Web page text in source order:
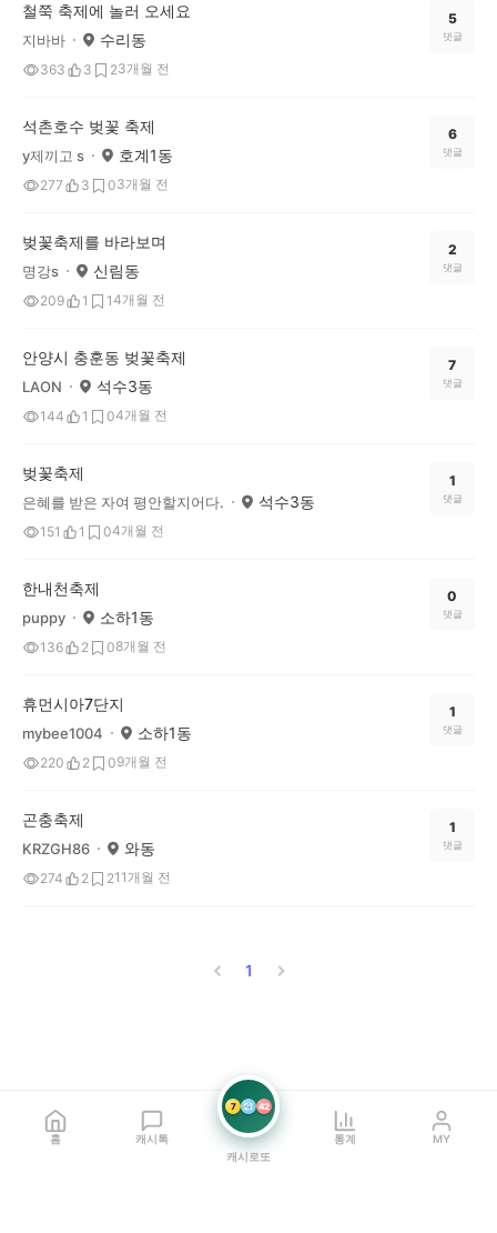
철쭉 축제에 놀러 오세요
지바바 수리동
363 3 23개월 전
5
댓글
석촌호수 벚꽃 축제
y제끼고 s 호계1동
277 3 03개월 전
6
댓글
벚꽃축제를 바라보며
명강s 신림동
209 1 14개월 전
2
댓글
안양시 충훈동 벚꽃축제
LAON 석수3동
144 1 04개월 전
7
댓글
벚꽃축제
은혜를 받은 자여 평안할지어다. 석수3동
151 1 04개월 전
1
댓글
한내천축제
puppy 소하1동
136 2 08개월 전
0
댓글
휴먼시아7단지
mybee1004 소하1동
220 2 09개월 전
1
댓글
곤충축제
KRZGH86 와동
274 2 211개월 전
1
댓글
1
홈 캐시톡
7 21 42
캐시로또
통계 MY